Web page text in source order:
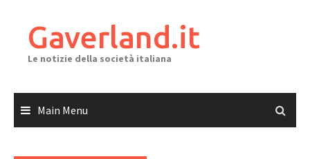
contentGaverland.it
Le notizie della società italiana
Main Menu